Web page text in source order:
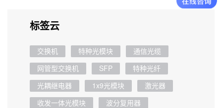
标签云
交换机 特种光模块
通信光缆
网管型交换机
SFP
特种光纤
光耦继电器
1x9光模块
激光器
收发一体光模块
波分复用器